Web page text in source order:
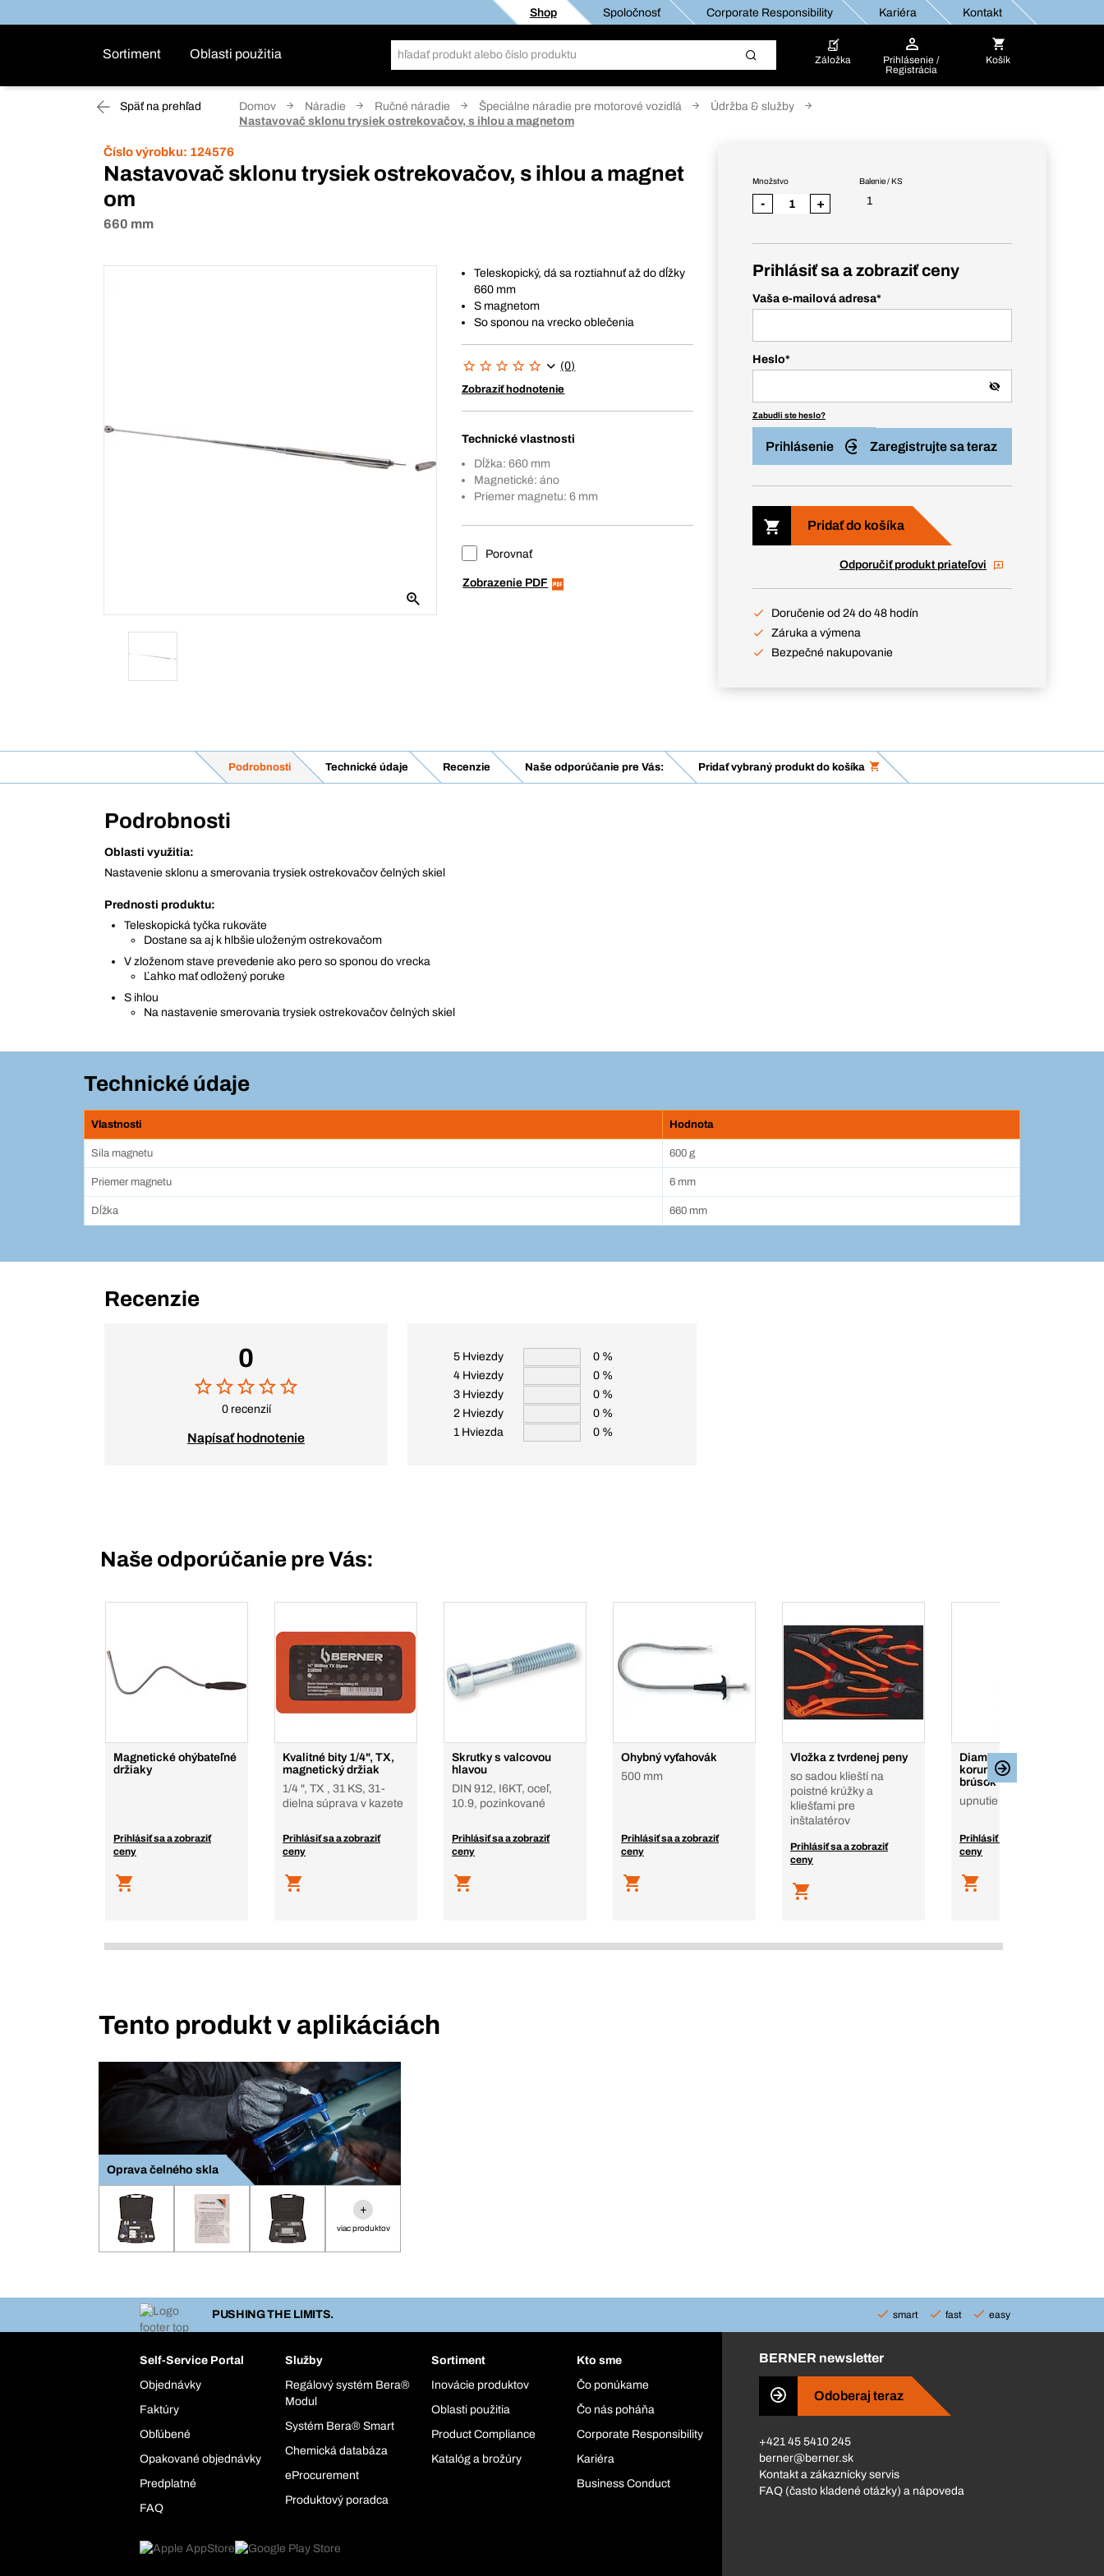
Shop Spoločnosť Corporate Responsibility Kariéra Kontakt
Sortiment Oblasti použitia Záložka
Prihlásenie /
Registrácia
Košík
Späť na prehľad Domov Náradie Ručné náradie Špeciálne náradie pre motorové vozidlá
Údržba & služby
Nastavovač sklonu trysiek ostrekovačov, s ihlou a magnetom
Číslo výrobku: 124576
Nastavovač sklonu trysiek ostrekovačov, s ihlou a magnet
om
660 mm
Teleskopický, dá sa roztiahnuť až do dĺžky
660 mm
S magnetom
So sponou na vrecko oblečenia
(0)
Zobraziť hodnotenie
Technické vlastnosti
Dĺžka: 660 mm
Magnetické: áno
Priemer magnetu: 6 mm
Porovnať
Zobrazenie PDF
Balenie / KS
1
Množstvo
- +
Prihlásiť sa a zobraziť ceny
Vaša e-mailová adresa*
Heslo*
Zabudli ste heslo?
Prihlásenie Zaregistrujte sa teraz
Pridať do košíka
Odporučiť produkt priateľovi
Doručenie od 24 do 48 hodín
Záruka a výmena
Bezpečné nakupovanie
Podrobnosti Technické údaje Recenzie Naše odporúčanie pre Vás: Pridať vybraný produkt do košíka
Podrobnosti
Oblasti využitia:
Nastavenie sklonu a smerovania trysiek ostrekovačov čelných skiel
Prednosti produktu:
Teleskopická tyčka rukoväte
Dostane sa aj k hlbšie uloženým ostrekovačom
V zloženom stave prevedenie ako pero so sponou do vrecka
Ľahko mať odložený poruke
S ihlou
Na nastavenie smerovania trysiek ostrekovačov čelných skiel
Technické údaje
Vlastnosti Hodnota
Sila magnetu 600 g
Priemer magnetu 6 mm
Dĺžka 660 mm
Recenzie
0
0 recenzií
Napísať hodnotenie
5 Hviezdy
0 %
4 Hviezdy
0 %
3 Hviezdy
0 %
2 Hviezdy
0 %
1 Hviezda
0 %
Naše odporúčanie pre Vás:
Magnetické ohýbateľné
držiaky
Prihlásiť sa a zobraziť
ceny
Kvalitné bity 1/4", TX,
magnetický držiak
1/4 ", TX , 31 KS, 31-
dielna súprava v kazete
Prihlásiť sa a zobraziť
ceny
Skrutky s valcovou
hlavou
DIN 912, I6KT, oceľ,
10.9, pozinkované
Prihlásiť sa a zobraziť
ceny
Ohybný vyťahovák
500 mm
Prihlásiť sa a zobraziť
ceny
Vložka z tvrdenej peny
so sadou klieští na
poistné krúžky a
kliešťami pre
inštalatérov
Prihlásiť sa a zobraziť
ceny
Diamantové vŕtacie
korunky do uhlových
brúsok
upnutie M14
Prihlásiť sa a zobraziť
ceny
Tento produkt v aplikáciách
Oprava čelného skla
+
viac produktov
PUSHING THE LIMITS. smart fast easy
Self-Service Portal
Objednávky
Faktúry
Obľúbené
Opakované objednávky
Predplatné
FAQ
Služby
Regálový systém Bera®
Modul
Systém Bera® Smart
Chemická databáza
eProcurement
Produktový poradca
Sortiment
Inovácie produktov
Oblasti použitia
Product Compliance
Katalóg a brožúry
Kto sme
Čo ponúkame
Čo nás poháňa
Corporate Responsibility
Kariéra
Business Conduct
BERNER newsletter
Odoberaj teraz
+421 45 5410 245
berner@berner.sk
Kontakt a zákaznícky servis
FAQ (často kladené otázky) a nápoveda